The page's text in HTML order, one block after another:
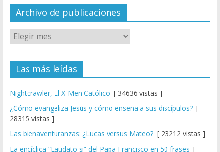
el
Archivo de publicaciones
Las más leídas
Nightcrawler, El X-Men Católico [ 34636 vistas ]
¿Cómo evangeliza Jesús y cómo enseña a sus discípulos?[
28315 vistas ]
Las bienaventuranzas: ¿Lucas versus Mateo?[ 23212 vistas ]
La encíclica “Laudato si” del Papa Francisco en 50 frases [